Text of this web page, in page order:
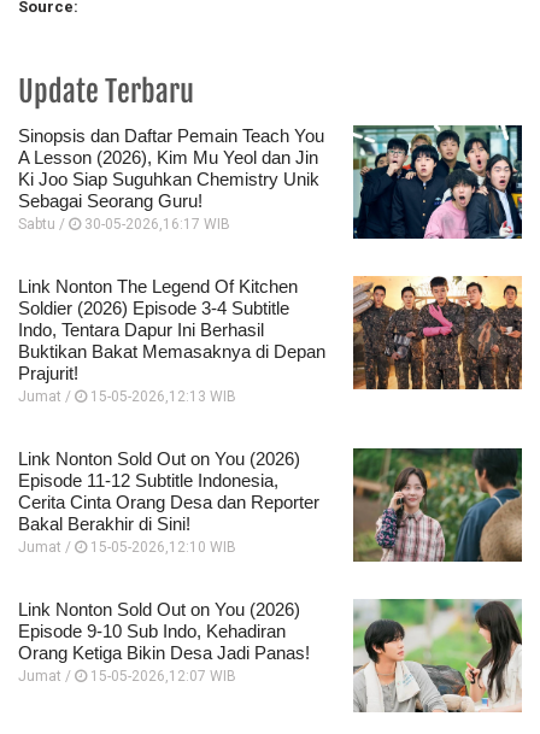
Source:
Update Terbaru
Sinopsis dan Daftar Pemain Teach You
A Lesson (2026), Kim Mu Yeol dan Jin
Ki Joo Siap Suguhkan Chemistry Unik
Sebagai Seorang Guru!
Sabtu / 30-05-2026,16:17 WIB
Link Nonton The Legend Of Kitchen
Soldier (2026) Episode 3-4 Subtitle
Indo, Tentara Dapur Ini Berhasil
Buktikan Bakat Memasaknya di Depan
Prajurit!
Jumat / 15-05-2026,12:13 WIB
Link Nonton Sold Out on You (2026)
Episode 11-12 Subtitle Indonesia,
Cerita Cinta Orang Desa dan Reporter
Bakal Berakhir di Sini!
Jumat / 15-05-2026,12:10 WIB
Link Nonton Sold Out on You (2026)
Episode 9-10 Sub Indo, Kehadiran
Orang Ketiga Bikin Desa Jadi Panas!
Jumat / 15-05-2026,12:07 WIB